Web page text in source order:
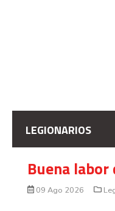
LEGIONARIOS
Buena
09 Ago 2026